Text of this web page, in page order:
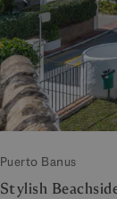
Puerto Banus
Stylish